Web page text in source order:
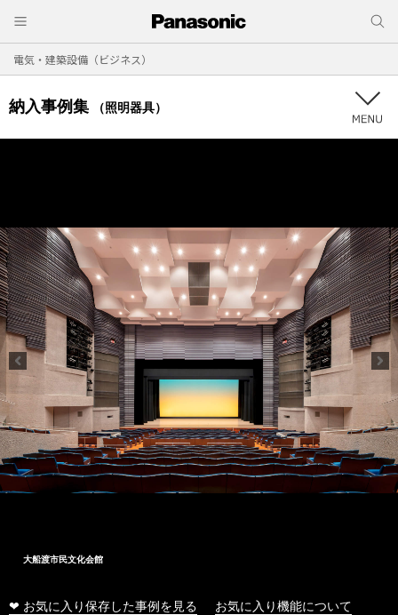
電気・建築設備（ビジネス）
納入事例集 （照明器具）
大船渡市民文化会館
❤ お気に入り保存した事例を見る お気に入り機能について